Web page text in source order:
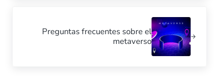
Preguntas frecuentes sobre el
metaverso